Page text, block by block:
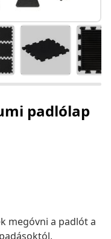
padlólap
megóvni a padlót a